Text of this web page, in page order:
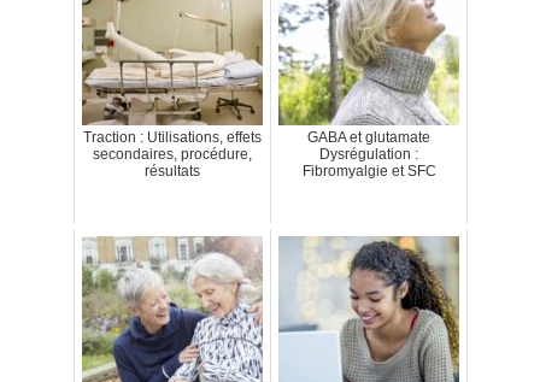
Traction : Utilisations, effets
secondaires, procédure,
résultats
GABA et glutamate
Dysrégulation :
Fibromyalgie et SFC